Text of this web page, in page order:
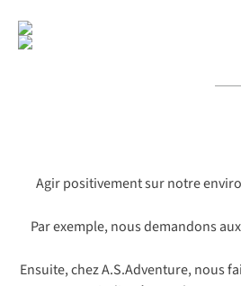
Agir positivement sur notre
Par exemple, nous demandons aux
Ensuite, chez A.S.Adventure, nous